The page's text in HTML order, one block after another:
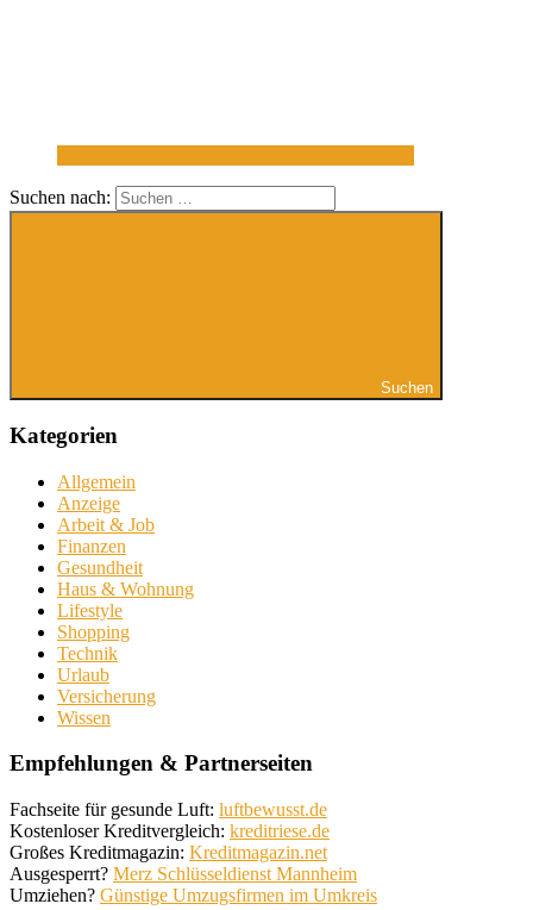
Suchen nach:
Suchen
Kategorien
Allgemein
Anzeige
Arbeit & Job
Finanzen
Gesundheit
Haus & Wohnung
Lifestyle
Shopping
Technik
Urlaub
Versicherung
Wissen
Empfehlungen & Partnerseiten
Fachseite für gesunde Luft: luftbewusst.de
Kostenloser Kreditvergleich: kreditriese.de
Großes Kreditmagazin: Kreditmagazin.net
Ausgesperrt? Merz Schlüsseldienst Mannheim
Umziehen? Günstige Umzugsfirmen im Umkreis